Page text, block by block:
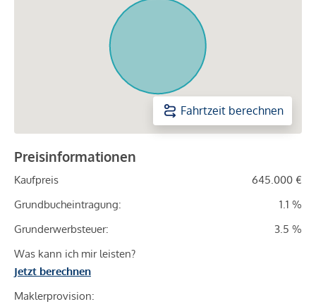
Fahrtzeit berechnen
Preisinformationen
Kaufpreis
645.000 €
Grundbucheintragung:
1.1 %
Grunderwerbsteuer:
3.5 %
Was kann ich mir leisten?
Jetzt berechnen
Maklerprovision: